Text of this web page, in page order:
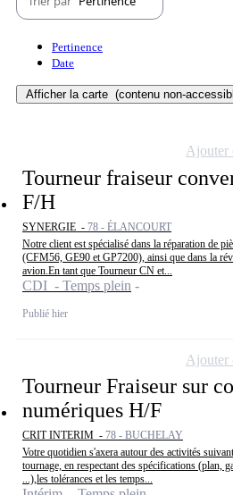
Pertinence
Date
Afficher la carte (contenu non-
Tourneur fraiseur
F/H
SYNERGIE - 78 - ÉLANCOURT
Notre client est spécialisé dans la réparation de
(CFM56, GE90 et GP7200), ainsi que dans la
avion.En tant que Tourneur CN et...
CDI - Temps plein
Publié hier
Ajouter
Tourneur Fraiseur sur
numériques H/F
CRIT INTERIM - 78 - BUCHELAY
Votre quotidien s'axera autour des activités
tournage, en respectant des spécifications (plan,
...),les tolérances et les temps...
Ajouter